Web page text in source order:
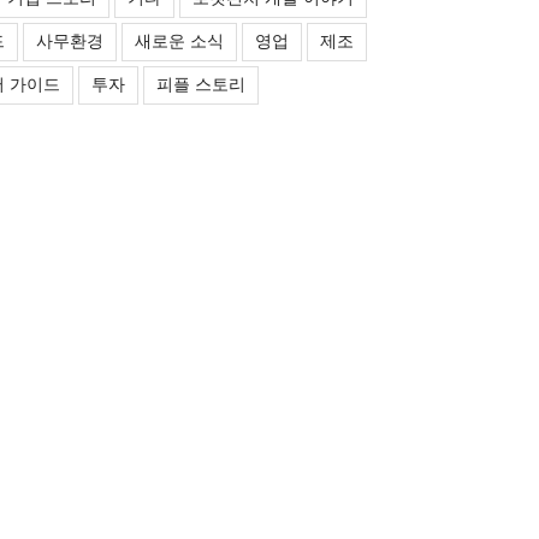
사무환경 새로운 소식 영업 제조
가이드 투자 피플 스토리